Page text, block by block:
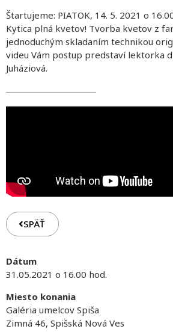
Štartujeme: PIATOK, 14. 5. 2021 o
Kytica plná kvetov! Tvorba kvetov z
jednoduchým skladaním technikou
videu Vám postup predstaví lektorka
Juháziová.
SPÄŤ
Dátum
31.05.2021 o 16.00 hod.
Miesto konania
Galéria umelcov Spiša
Zimná 46, Spišská Nová Ves